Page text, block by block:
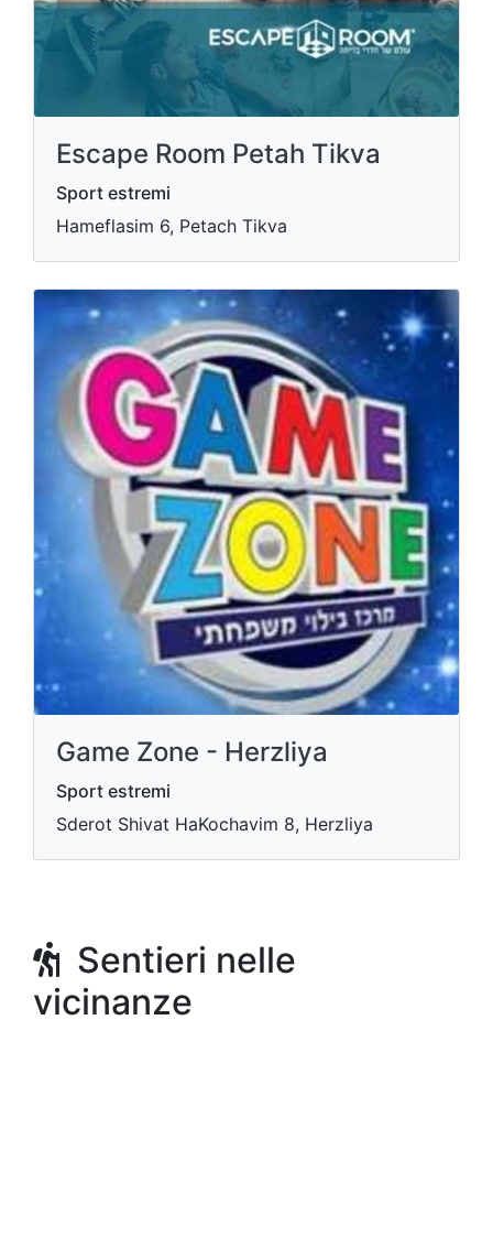
Escape Room Petah Tikva
Sport estremi
Hameflasim 6, Petach Tikva
Game Zone - Herzliya
Sport estremi
Sderot Shivat HaKochavim 8, Herzliya
Sentieri nelle
vicinanze